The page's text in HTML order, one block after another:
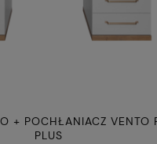
+ POCHŁANIACZ VENTO
PLUS